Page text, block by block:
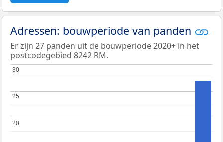
Adressen: bouwperiode van panden
Er zijn 27 panden uit de bouwperiode 2020+ in het
postcodegebied 8242 RM.
20
20
25
25
30
30